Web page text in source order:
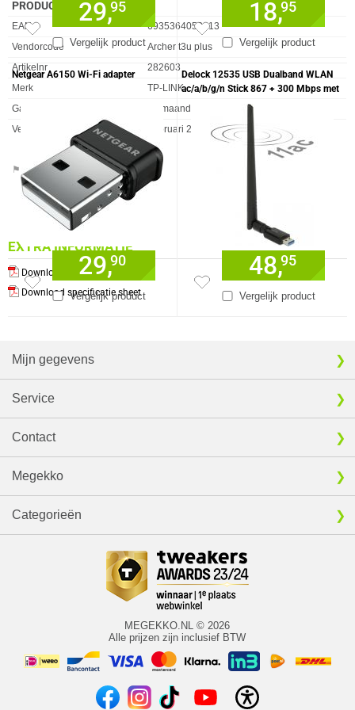
PRODUCT INFORMATIE
EAN
6935364053413
Vendorcode
Archer t3u plus
Artikelnr
282603
Merk
TP-LINK
Garantie
36 maanden
Verkrijgbaar sinds
Februari 2020
⚑ Fout melden
EXTRA INFORMATIE
Download producthandleiding
Download specificatie sheet
Vergelijk product
29,95
Vergelijk product
18,95
Netgear A6150 Wi-Fi adapter
Vergelijk product
29,90
Delock 12535 USB Dualband WLAN
ac/a/b/g/n Stick 867 + 300 Mbps met
externe antenne
Vergelijk product
48,95
Mijn gegevens
Service
Contact
Megekko
Categorieën
MEGEKKO.NL © 2026
Alle prijzen zijn inclusief BTW